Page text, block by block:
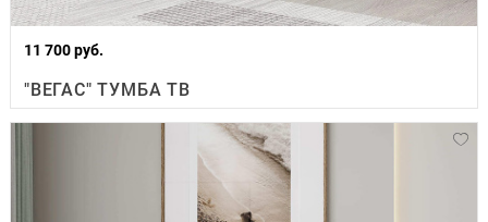
11 700 руб.
"ВЕГАС" ТУМБА ТВ